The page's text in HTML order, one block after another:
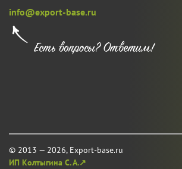
info@export-base.ru
© 2013 — 2026, Export-base.ru
ИП Колтыгина С. А.↗